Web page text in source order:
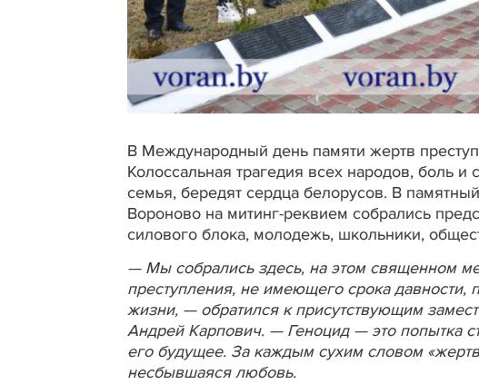
В Международный день памяти жертв
Колоссальная трагедия всех народов, боль
семья, бередят сердца белорусов. В
Вороново на митинг-реквием собрались
силового блока, молодежь, школьники,
— Мы собрались здесь, на этом священном
преступления, не имеющего срока давности,
жизни, — обратился к присутствующим
Андрей Карпович. — Геноцид — это попытка
его будущее. За каждым сухим словом
несбывшаяся любовь.